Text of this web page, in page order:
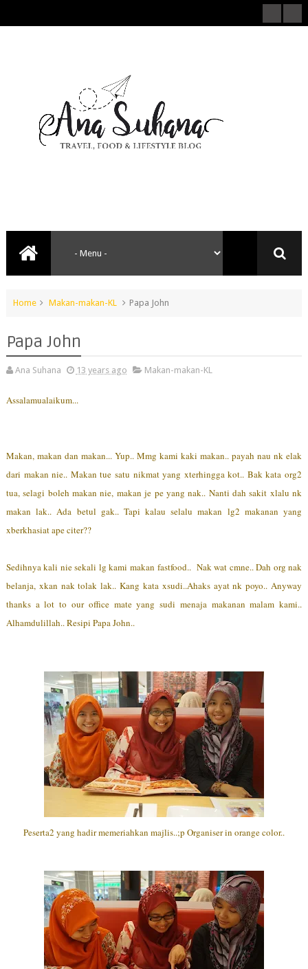
Home Makan-makan-KL Papa John
Papa John
Ana Suhana 13 years ago Makan-makan-KL
Assalamualaikum...
Makan, makan dan makan... Yup.. Mmg kami kaki makan.. payah nau nkelak
dari makan nie.. Makan tue satu nikmat yang xterhingga kot.. Bak kata org2
tua, selagi boleh makan nie, makan je pe yang nak.. Nanti dah sakit xlalu nk
makan lak.. Ada betul gak.. Tapi kalau selalu makan lg2 makanan yang
xberkhasiat ape citer??
Sedihnya kali nie sekali lg kami makan fastfood.. Nak wat cmne.. Dah org nak
belanja, xkan nak tolak lak.. Kang kata xsudi..Ahaks ayat nk poyo.. Anyway
thanks a lot to our office mate yang sudi menaja makanan malam kami..
Alhamdulillah.. Resipi Papa John..
Peserta2 yang hadir memeriahkan majlis..;p Organiser in orange color..